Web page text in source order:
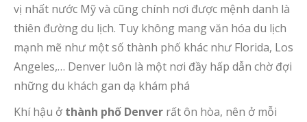
vị nhất nước Mỹ và cũng chính nơi được mệnh danh là
thiên đường du lịch. Tuy không mang văn hóa du lịch
mạnh mẽ như một số thành phố khác như Florida, Los
Angeles,… Denver luôn là một nơi đầy hấp dẫn chờ đợi
những du khách gan dạ khám phá
Khí hậu ở thành phố Denver rất ôn hòa, nên ở mỗi